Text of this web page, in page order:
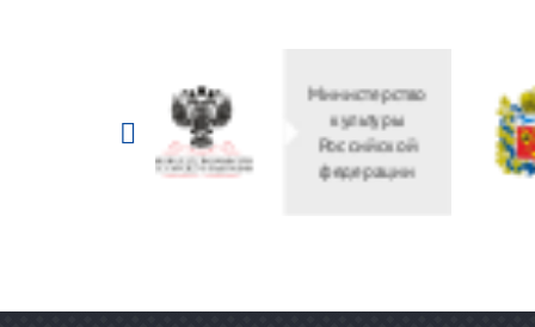
Министерство
культуры
Российской
федерации